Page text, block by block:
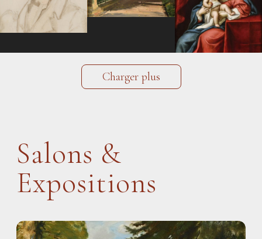
Charger plus
Salons &
Expositions